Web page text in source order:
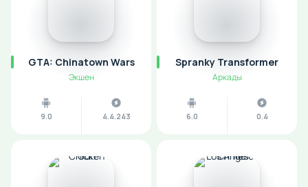
GTA: Chinatown Wars
Экшен
9.0 4.4.243
Spranky Transformer
Аркады
6.0 0.4